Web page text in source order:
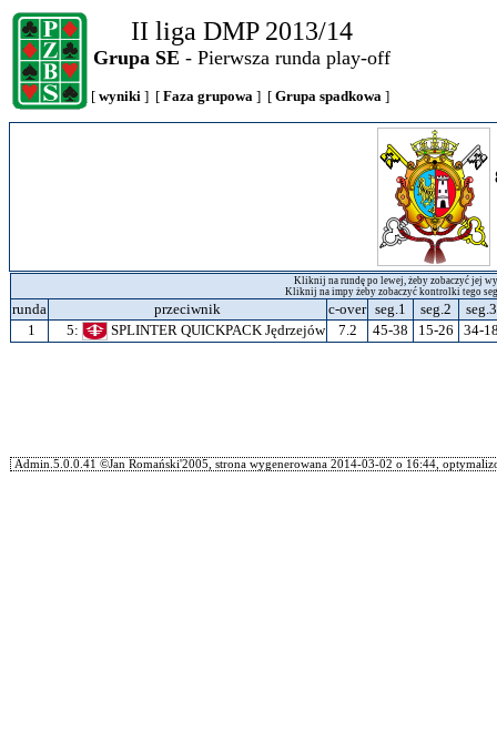
II liga DMP 2013/14
Grupa SE - Pierwsza runda play-off
[ wyniki ] [ Faza grupowa ] [ Grupa spadkowa ]
Kliknij na rundę po lewej, żeby zobaczyć jej
Kliknij na impy żeby zobaczyć kontrolki tego
runda przeciwnik c-over seg.1 seg.2
seg.3
1
5: SPLINTER QUICKPACK Jędrzejów 7.2 45-38 15-26 34-
Admin.5.0.0.41 ©Jan Romański'2005, strona wygenerowana 2014-03-02 o 16:44,